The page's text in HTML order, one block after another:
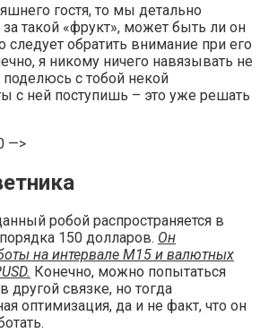
гостя, то мы детально
за такой «фрукт», может быть ли он
следует обратить внимание при его
я никому ничего навязывать не
с тобой некой
с ней поступишь – это уже решать
—>
робой распространяется в
150 долларов. Он
на интервале М15 и валютных
. Конечно, можно попытаться
другой связке, но тогда
оптимизация, да и не факт, что он